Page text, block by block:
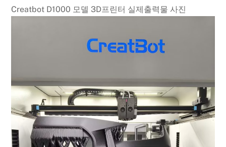
Creatbot D1000 모델 3D프린터 실제출력물 사진